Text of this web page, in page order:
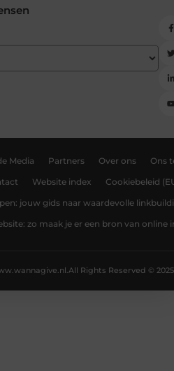
Media Partners Over ons Ons
Website index Cookiebeleid
jouw gids naar waardevolle
zo maak je er een bron van online
All Rights Reserved © 2025